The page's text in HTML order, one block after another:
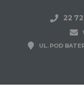
22
UL. POD